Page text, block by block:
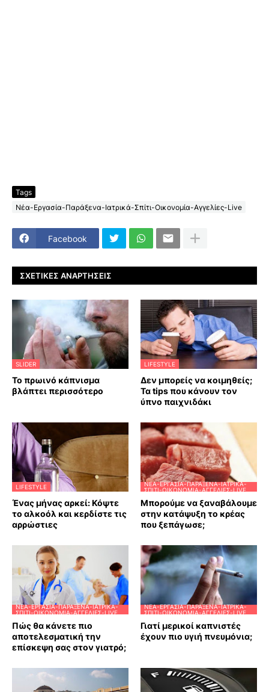
Tags
Νέα-Εργασία-Παράξενα-Ιατρικά-Σπίτι-Οικονομία-Αγγελίες-Live
Facebook
ΣΧΕΤΙΚΈΣ ΑΝΑΡΤΉΣΕΙΣ
SLIDER
Το πρωινό κάπνισμα
βλάπτει περισσότερο
LIFESTYLE
Δεν μπορείς να κοιμηθείς;
Τα tips που κάνουν τον
ύπνο παιχνιδάκι
LIFESTYLE
Ένας μήνας αρκεί: Κόψτε
το αλκοόλ και κερδίστε τις
αρρώστιες
ΝΈΑ-ΕΡΓΑΣΊΑ-ΠΑΡΆΞΕΝΑ-ΙΑΤΡΙΚΆ-
ΣΠΊΤΙ-ΟΙΚΟΝΟΜΊΑ-ΑΓΓΕΛΊΕΣ-LIVE
Μπορούμε να ξαναβάλουμε
στην κατάψυξη το κρέας
που ξεπάγωσε;
ΝΈΑ-ΕΡΓΑΣΊΑ-ΠΑΡΆΞΕΝΑ-ΙΑΤΡΙΚΆ-
ΣΠΊΤΙ-ΟΙΚΟΝΟΜΊΑ-ΑΓΓΕΛΊΕΣ-LIVE
Πώς θα κάνετε πιο
αποτελεσματική την
επίσκεψη σας στον γιατρό;
ΝΈΑ-ΕΡΓΑΣΊΑ-ΠΑΡΆΞΕΝΑ-ΙΑΤΡΙΚΆ-
ΣΠΊΤΙ-ΟΙΚΟΝΟΜΊΑ-ΑΓΓΕΛΊΕΣ-LIVE
Γιατί μερικοί καπνιστές
έχουν πιο υγιή πνευμόνια;